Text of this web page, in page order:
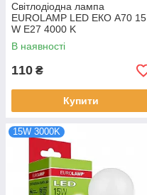
Світлодіодна лампа
EUROLAMP LED ЕКО A70 15
W E27 4000 K
В наявності
110 ₴
Купити
15W 3000K